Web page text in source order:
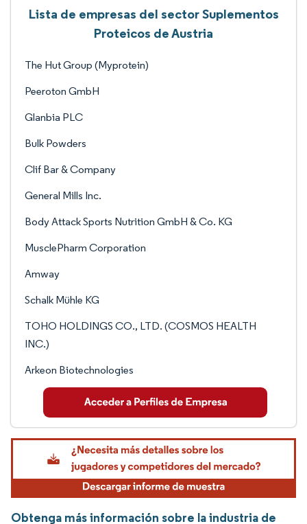
Lista de empresas del sector Suplementos
Proteicos de Austria
The Hut Group (Myprotein)
Peeroton GmbH
Glanbia PLC
Bulk Powders
Clif Bar & Company
General Mills Inc.
Body Attack Sports Nutrition GmbH & Co. KG
MusclePharm Corporation
Amway
Schalk Mühle KG
TOHO HOLDINGS CO., LTD. (COSMOS HEALTH
INC.)
Arkeon Biotechnologies
Obtenga más información sobre la industria de